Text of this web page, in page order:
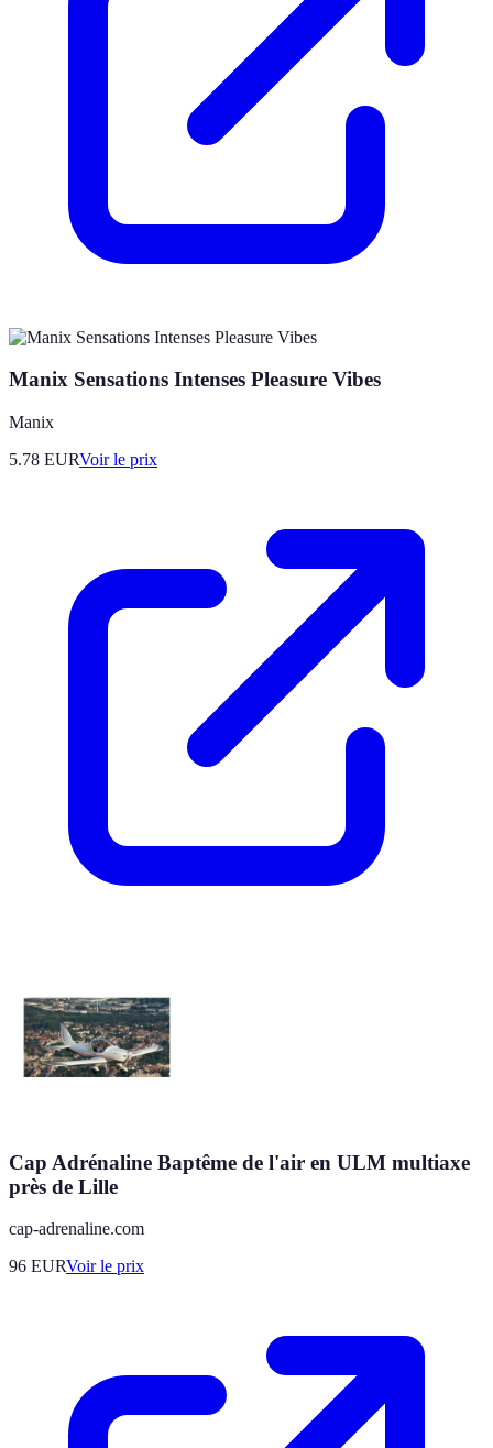
Manix Sensations Intenses Pleasure Vibes
Manix
5.78 EURVoir le prix
Cap Adrénaline Baptême de l'air en ULM multiaxe
près de Lille
cap-adrenaline.com
96 EURVoir le prix